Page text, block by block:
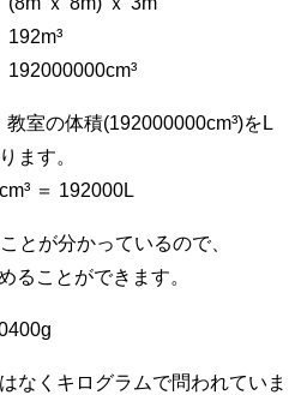
室の体積(192000000cm³)をL
ます。
＝ 192000L
とが分かっているので、
ることができます。
なくキログラムで問われていま